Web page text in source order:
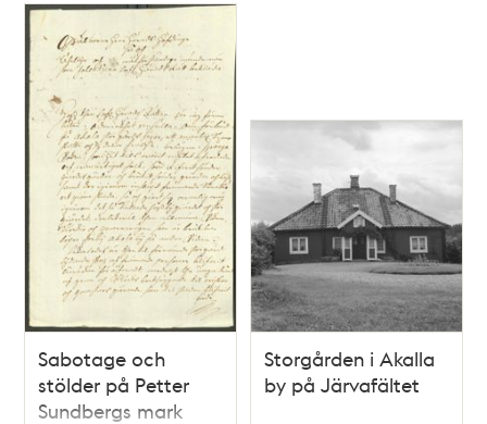
Sabotage och
stölder på Petter
Sundbergs mark
Storgården i Akalla
by på Järvafältet